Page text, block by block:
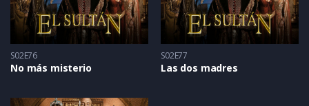
S02E76
No más misterio
S02E77
Las dos madres